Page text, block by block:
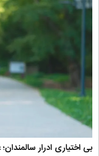
بی اختیاری ادرار